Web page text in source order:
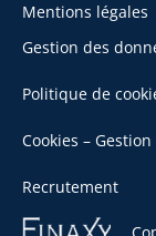
Mentions légales
Gestion des
Politique de
Cookies –
Recrutement
Se